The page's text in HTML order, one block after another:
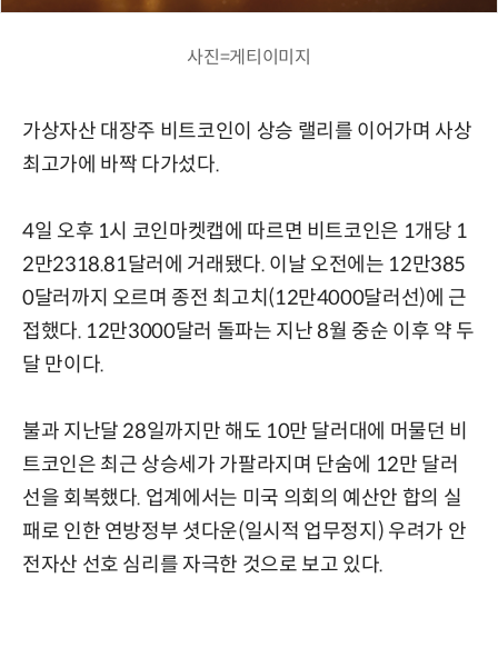
사진=게티이미지
가상자산 대장주 비트코인이 상승 랠리를 이어가며 사상
최고가에 바짝 다가섰다.
4일 오후 1시 코인마켓캡에 따르면 비트코인은 1개당 1
2만2318.81달러에 거래됐다. 이날 오전에는 12만385
0달러까지 오르며 종전 최고치(12만4000달러선)에 근
접했다. 12만3000달러 돌파는 지난 8월 중순 이후 약 두
달 만이다.
불과 지난달 28일까지만 해도 10만 달러대에 머물던 비
트코인은 최근 상승세가 가팔라지며 단숨에 12만 달러
선을 회복했다. 업계에서는 미국 의회의 예산안 합의 실
패로 인한 연방정부 셧다운(일시적 업무정지) 우려가 안
전자산 선호 심리를 자극한 것으로 보고 있다.